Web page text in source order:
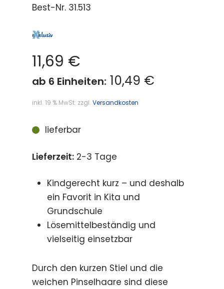
Best-Nr. 31.513
11,69 €
ab 6 Einheiten: 10,49 €
inkl. 19 % MwSt. zzgl. Versandkosten
lieferbar
Lieferzeit: 2-3 Tage
Kindgerecht kurz – und deshalb
ein Favorit in Kita und
Grundschule
Lösemittelbeständig und
vielseitig einsetzbar
Durch den kurzen Stiel und die
weichen Pinselhaare sind diese